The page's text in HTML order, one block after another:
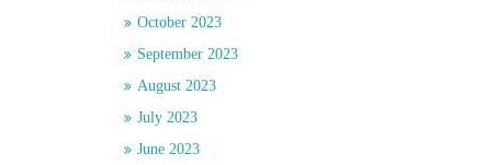
October 2023
September 2023
August 2023
July 2023
June 2023